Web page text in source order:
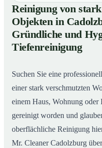
01Reinigung von stark
Cadolzburg gesucht:
Tiefenreinigung
02So reinigen unsere
Wohnungen in
Reinigung von
Objekten in
Gründliche und
Tiefenreinigung
Suchen Sie eine
einer stark verschmutzten
einem Haus, Wohnung
gereinigt worden und
oberflächliche Reinigung
Mr. Cleaner Cadolzburg